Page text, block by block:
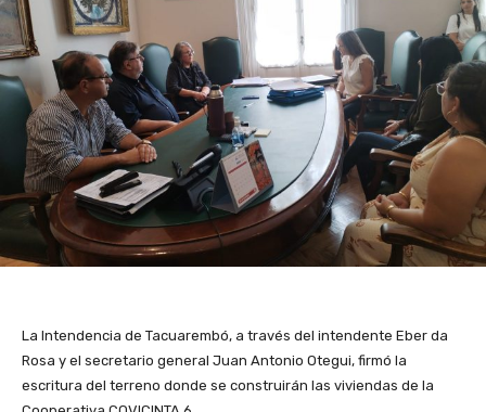
La Intendencia de Tacuarembó, a través del intendente Eber da
Rosa y el secretario general Juan Antonio Otegui, firmó la
escritura del terreno donde se construirán las viviendas de la